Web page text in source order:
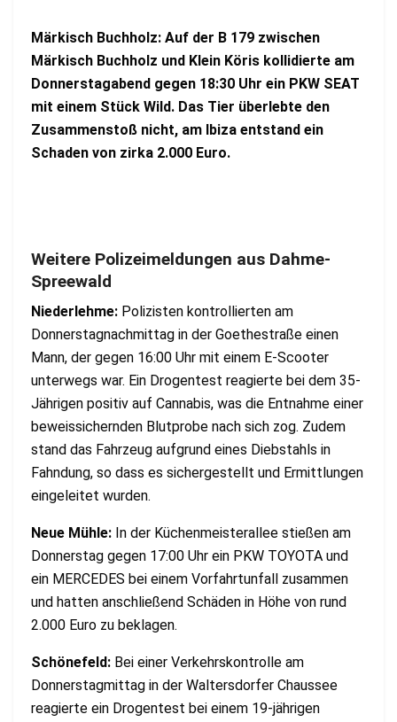
Märkisch Buchholz: Auf der B 179 zwischen
Märkisch Buchholz und Klein Köris kollidierte am
Donnerstagabend gegen 18:30 Uhr ein PKW SEAT
mit einem Stück Wild. Das Tier überlebte den
Zusammenstoß nicht, am Ibiza entstand ein
Schaden von zirka 2.000 Euro.
Weitere Polizeimeldungen aus Dahme-
Spreewald
Niederlehme: Polizisten kontrollierten am
Donnerstagnachmittag in der Goethestraße einen
Mann, der gegen 16:00 Uhr mit einem E-Scooter
unterwegs war. Ein Drogentest reagierte bei dem 35-
Jährigen positiv auf Cannabis, was die Entnahme einer
beweissichernden Blutprobe nach sich zog. Zudem
stand das Fahrzeug aufgrund eines Diebstahls in
Fahndung, so dass es sichergestellt und Ermittlungen
eingeleitet wurden.
Neue Mühle: In der Küchenmeisterallee stießen am
Donnerstag gegen 17:00 Uhr ein PKW TOYOTA und
ein MERCEDES bei einem Vorfahrtunfall zusammen
und hatten anschließend Schäden in Höhe von rund
2.000 Euro zu beklagen.
Schönefeld: Bei einer Verkehrskontrolle am
Donnerstagmittag in der Waltersdorfer Chaussee
reagierte ein Drogentest bei einem 19-jährigen